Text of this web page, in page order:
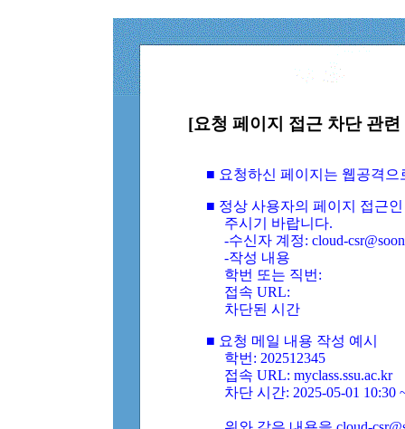
[요청 페이지 접근 차단 관
■ 요청하신 페이지는 웹공격
■ 정상 사용자의 페이지 접근
주시기 바랍니다.
-수신자 계정: cloud-
-작성 내용
학번 또는 직번:
접속 URL:
차단된 시간
■ 요청 메일 내용 작성 예시
학번: 202512345
접속 URL: myclass.ssu.ac.kr
차단 시간: 2025-05-01 10:30